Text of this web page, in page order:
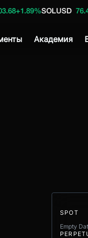
SOLUSD 76.42+1.90%
Академия
SPOT
Empty